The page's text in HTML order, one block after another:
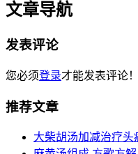
文章导航
发表评论
您必须登录才能发表评论！
推荐文章
大柴胡汤加减治疗头